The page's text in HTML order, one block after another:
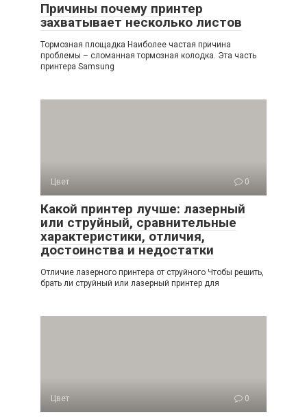
Причины почему принтер
захватывает несколько листов
Тормозная площадка Наиболее частая причина
проблемы – сломанная тормозная колодка. Эта часть
принтера Samsung
Цвет 0
Какой принтер лучше: лазерный
или струйный, сравнительные
характеристики, отличия,
достоинства и недостатки
Отличие лазерного принтера от струйного Чтобы решить,
брать ли струйный или лазерный принтер для
Цвет 0